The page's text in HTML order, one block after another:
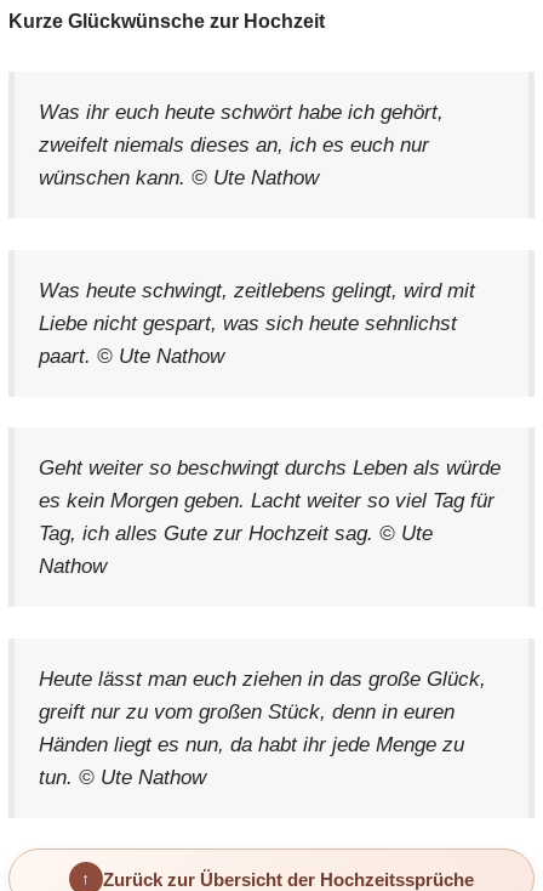
Kurze Glückwünsche zur Hochzeit
Was ihr euch heute schwört habe ich gehört,
zweifelt niemals dieses an, ich es euch nur
wünschen kann. © Ute Nathow
Was heute schwingt, zeitlebens gelingt, wird mit
Liebe nicht gespart, was sich heute sehnlichst
paart. © Ute Nathow
Geht weiter so beschwingt durchs Leben als würde
es kein Morgen geben. Lacht weiter so viel Tag für
Tag, ich alles Gute zur Hochzeit sag. © Ute
Nathow
Heute lässt man euch ziehen in das große Glück,
greift nur zu vom großen Stück, denn in euren
Händen liegt es nun, da habt ihr jede Menge zu
tun. © Ute Nathow
Zurück zur Übersicht der Hochzeitssprüche